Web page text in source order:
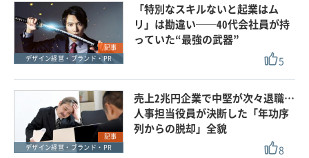
記事
デザイン経営・ブランド・PR
「特別なスキルないと起業はム
リ」は勘違い──40代会社員が持
っていた“最強の武器”
5
記事
デザイン経営・ブランド・PR
売上2兆円企業で中堅が次々退職…
人事担当役員が決断した「年功序
列からの脱却」全貌
8